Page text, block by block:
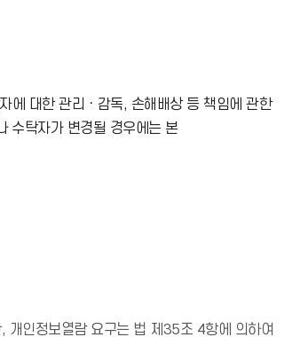
에 대한 관리ㆍ감독, 손해배상 등 책임에 관한
수탁자가 변경될 경우에는 본
개인정보열람 요구는 법 제35조 4항에 의하여